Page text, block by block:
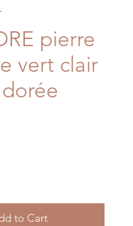
pierre
vert clair
to Cart